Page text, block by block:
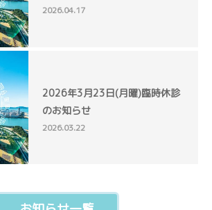
2026.04.17
2026年3月23日(月曜)臨時休診
のお知らせ
2026.03.22